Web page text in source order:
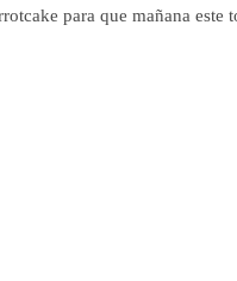
para que mañana este